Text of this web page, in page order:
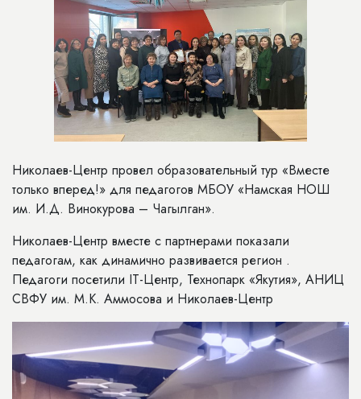
Николаев-Центр провел образовательный тур «Вместе
только вперед!» для педагогов МБОУ «Намская НОШ
им. И.Д. Винокурова – Чагылган».
Николаев-Центр вместе с партнерами показали
педагогам, как динамично развивается регион .
Педагоги посетили IT-Центр, Технопарк «Якутия», АНИЦ
СВФУ им. М.К. Аммосова и Николаев-Центр